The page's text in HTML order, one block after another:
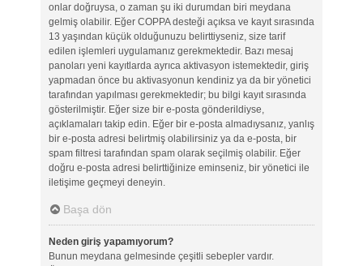
onlar doğruysa, o zaman şu iki durumdan biri meydana
gelmiş olabilir. Eğer COPPA desteği açıksa ve kayıt sırasında
13 yaşından küçük olduğunuzu belirttiyseniz, size tarif
edilen işlemleri uygulamanız gerekmektedir. Bazı mesaj
panoları yeni kayıtlarda ayrıca aktivasyon istemektedir, giriş
yapmadan önce bu aktivasyonun kendiniz ya da bir yönetici
tarafından yapılması gerekmektedir; bu bilgi kayıt sırasında
gösterilmiştir. Eğer size bir e-posta gönderildiyse,
açıklamaları takip edin. Eğer bir e-posta almadıysanız, yanlış
bir e-posta adresi belirtmiş olabilirsiniz ya da e-posta, bir
spam filtresi tarafından spam olarak seçilmiş olabilir. Eğer
doğru e-posta adresi belirttiğinize eminseniz, bir yönetici ile
iletişime geçmeyi deneyin.
Başa dön
Neden giriş yapamıyorum?
Bunun meydana gelmesinde çeşitli sebepler vardır.